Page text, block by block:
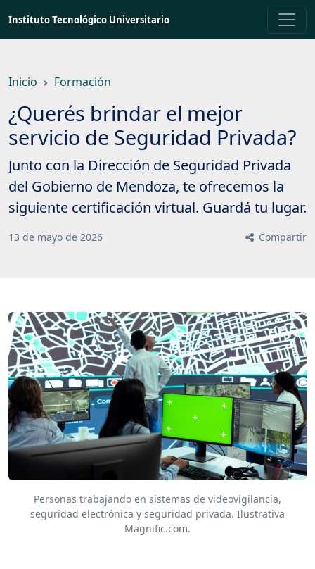
contenido
Instituto Tecnológico Universitario
Inicio Formación
¿Querés brindar el mejor
servicio de Seguridad Privada?
Junto con la Dirección de Seguridad Privada
del Gobierno de Mendoza, te ofrecemos la
siguiente certificación virtual. Guardá tu lugar.
13 de mayo de 2026 Compartir
Personas trabajando en sistemas de videovigilancia,
seguridad electrónica y seguridad privada. Ilustrativa
Magnific.com.